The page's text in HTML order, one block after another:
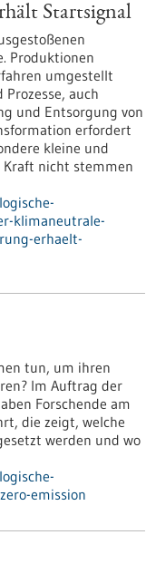
Startsignal
Produktionen
umgestellt
auch
und Entsorgung von
erfordert
kleine und
nicht stemmen
klimaneutrale-
erhaelt-
tun, um ihren
Im Auftrag der
Forschende am
die zeigt, welche
werden und wo
emission